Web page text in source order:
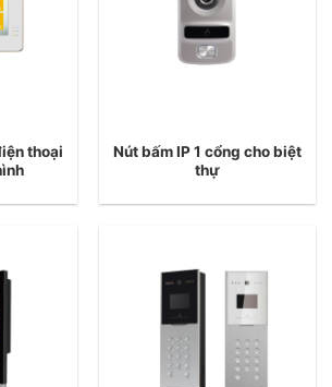
thoại
Nút bấm IP 1 cổng cho biệt
thự